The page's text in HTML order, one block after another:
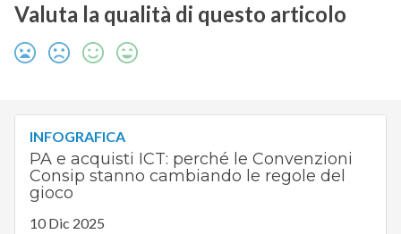
Valuta la qualità di questo articolo
INFOGRAFICA
PA e acquisti ICT: perché le Convenzioni
Consip stanno cambiando le regole del
gioco
10 Dic 2025